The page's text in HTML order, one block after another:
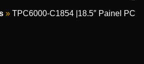
» TPC6000-C1854 |18.5″ Painel PC